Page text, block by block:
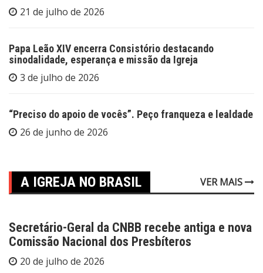
21 de julho de 2026
Papa Leão XIV encerra Consistório destacando
sinodalidade, esperança e missão da Igreja
3 de julho de 2026
“Preciso do apoio de vocês”. Peço franqueza e lealdade
26 de junho de 2026
A IGREJA NO BRASIL VER MAIS
Secretário-Geral da CNBB recebe antiga e nova
Comissão Nacional dos Presbíteros
20 de julho de 2026